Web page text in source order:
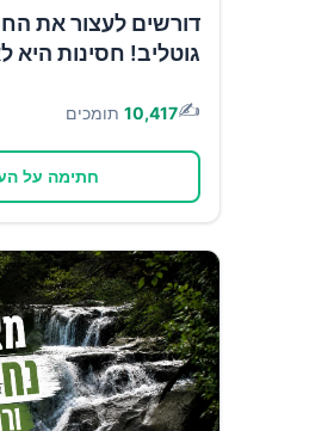
דורשים לעצור את
גוטליב! חסינות היא
✍️
10,417 תומכים
חתימה על